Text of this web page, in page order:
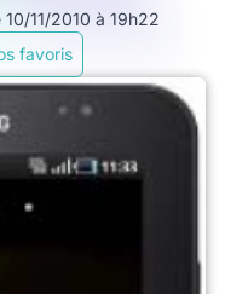
11/2010 à 19h22
favoris